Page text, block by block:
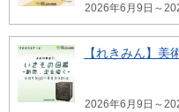
2026年6月9日～
【れきみん】美
2026年6月9日～